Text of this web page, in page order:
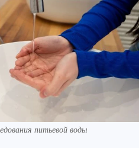
питьевой воды